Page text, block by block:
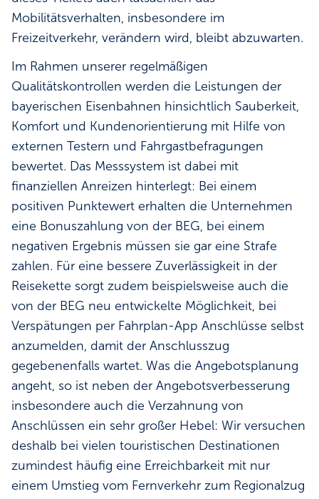
Mobilitätsverhalten, insbesondere im
Freizeitverkehr, verändern wird, bleibt abzuwarten.
Im Rahmen unserer regelmäßigen
Qualitätskontrollen werden die Leistungen der
bayerischen Eisenbahnen hinsichtlich Sauberkeit,
Komfort und Kundenorientierung mit Hilfe von
externen Testern und Fahrgastbefragungen
bewertet. Das Messsystem ist dabei mit
finanziellen Anreizen hinterlegt: Bei einem
positiven Punktewert erhalten die Unternehmen
eine Bonuszahlung von der BEG, bei einem
negativen Ergebnis müssen sie gar eine Strafe
zahlen. Für eine bessere Zuverlässigkeit in der
Reisekette sorgt zudem beispielsweise auch die
von der BEG neu entwickelte Möglichkeit, bei
Verspätungen per Fahrplan-App Anschlüsse selbst
anzumelden, damit der Anschlusszug
gegebenenfalls wartet. Was die Angebotsplanung
angeht, so ist neben der Angebotsverbesserung
insbesondere auch die Verzahnung von
Anschlüssen ein sehr großer Hebel: Wir versuchen
deshalb bei vielen touristischen Destinationen
zumindest häufig eine Erreichbarkeit mit nur
einem Umstieg vom Fernverkehr zum Regionalzug